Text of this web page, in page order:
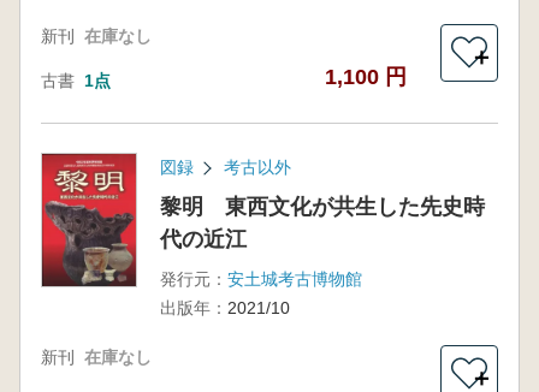
新刊 在庫なし
古書 1点 1,100 円
＋
図録 考古以外
黎明 東西文化が共生した先史時
代の近江
発行元： 安土城考古博物館
出版年： 2021/10
新刊 在庫なし
＋